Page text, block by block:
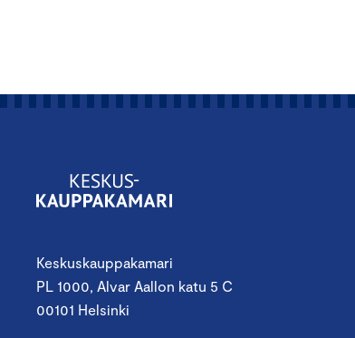
Keskuskauppakamari
PL 1000, Alvar Aallon katu 5 C
00101 Helsinki